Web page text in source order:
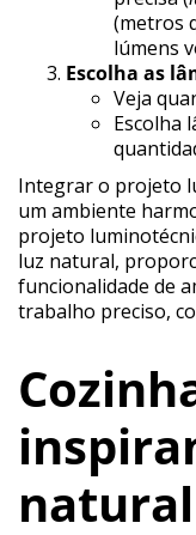
(metros
lúmens
Escolha as
Veja
Escolha
Integrar o projeto
um ambiente
projeto
luz natural,
funcionalidade de
trabalho preciso,